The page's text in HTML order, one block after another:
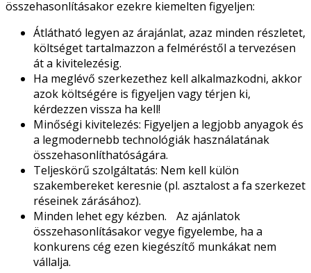
összehasonlításakor ezekre kiemelten figyeljen:
Átlátható legyen az árajánlat, azaz minden részletet,
költséget tartalmazzon a felméréstől a tervezésen
át a kivitelezésig.
Ha meglévő szerkezethez kell alkalmazkodni, akkor
azok költségére is figyeljen vagy térjen ki,
kérdezzen vissza ha kell!
Minőségi kivitelezés: Figyeljen a legjobb anyagok és
a legmodernebb technológiák használatának
összehasonlíthatóságára.
Teljeskörű szolgáltatás: Nem kell külön
szakembereket keresnie (pl. asztalost a fa szerkezet
réseinek zárásához).
Minden lehet egy kézben. Az ajánlatok
összehasonlításakor vegye figyelembe, ha a
konkurens cég ezen kiegészítő munkákat nem
vállalja.